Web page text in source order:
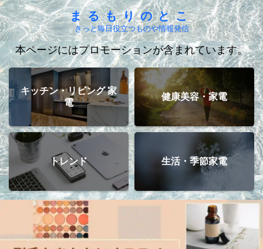
まるもりのとこ
きっと毎日役立つものや情報発信
本ページにはプロモーションが含まれています。
キッチン・リビング 家
電
健康美容・家電
トレンド 生活・季節家電